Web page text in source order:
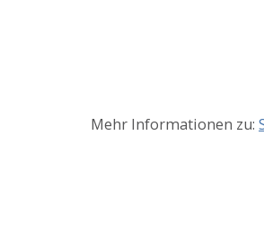
Mehr Informationen zu: